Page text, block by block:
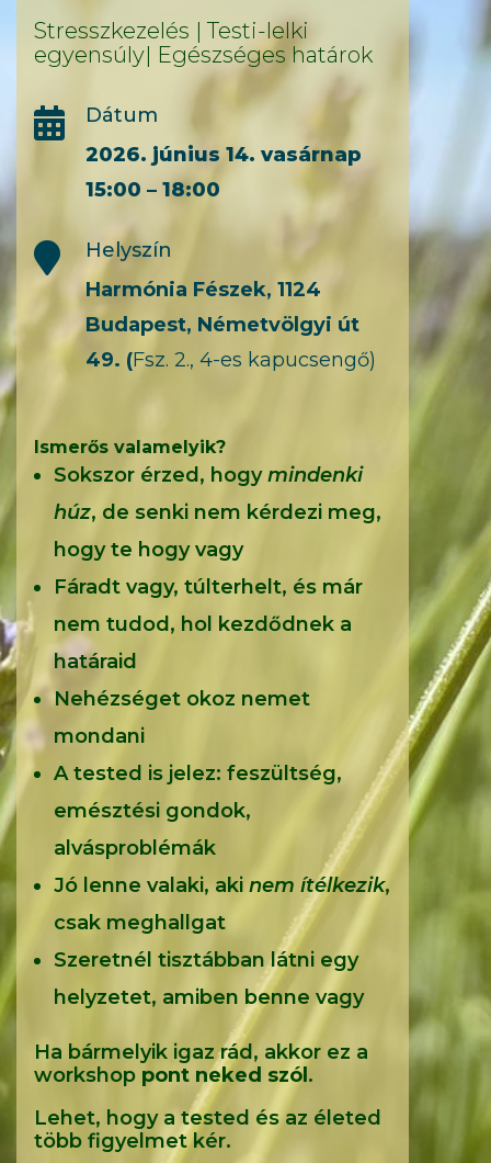
Stresszkezelés | Testi-lelki
egyensúly| Egészséges határok

Dátum
2026. június 14. vasárnap
15:00 – 18:00

Helyszín
Harmónia Fészek, 1124
Budapest, Németvölgyi út
49. (Fsz. 2., 4-es kapucsengő)
Ismerős valamelyik?
Sokszor érzed, hogymindenki
húz, de senki nem kérdezi meg,
hogy te hogy vagy
Fáradt vagy, túlterhelt, és már
nem tudod, hol kezdődnek a
határaid
Nehézséget okoz nemet
mondani
A tested is jelez: feszültség,
emésztési gondok,
alvásproblémák
Jó lenne valaki, aki nem ítélkezik,
csak meghallgat
Szeretnél tisztábban látni egy
helyzetet, amiben benne vagy
Ha bármelyik igaz rád, akkor ez a
workshop pont neked szól .
Lehet, hogy a tested és az életed
több figyelmet kér.